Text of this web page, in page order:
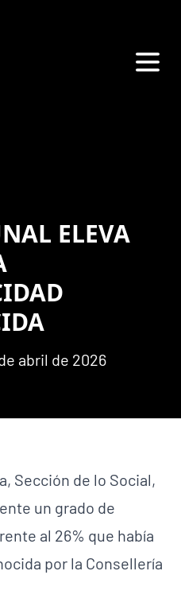
ELEVA
abril de 2026
Sección de lo Social,
un grado de
al 26% que había
por la Consellería